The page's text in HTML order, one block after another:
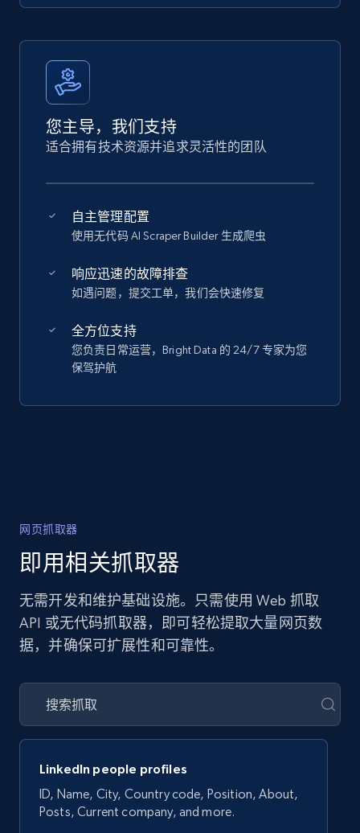
您主导，我们支持
适合拥有技术资源并追求灵活性的团队
自主管理配置
使用无代码 AI Scraper Builder 生成爬虫
响应迅速的故障排查
如遇问题，提交工单，我们会快速修复
全方位支持
您负责日常运营，Bright Data 的 24/7 专家为您
保驾护航
网页抓取器
即用相关抓取器
无需开发和维护基础设施。只需使用 Web 抓取
API 或无代码抓取器，即可轻松提取大量网页数
据，并确保可扩展性和可靠性。
LinkedIn people profiles
ID, Name, City, Country code, Position, About,
Posts, Current company, and more.